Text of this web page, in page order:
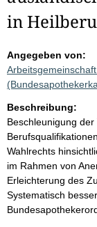
in
Angegeben von:
Beschreibung:
Beschleunigung
Wahlrechts
im Rahmen von
Erleichterung des
Systematisch